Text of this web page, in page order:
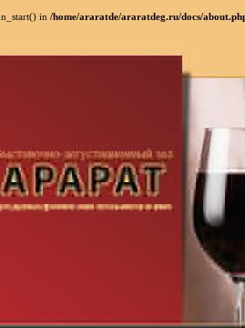
in /home/araratde/araratdeg.ru/docs/